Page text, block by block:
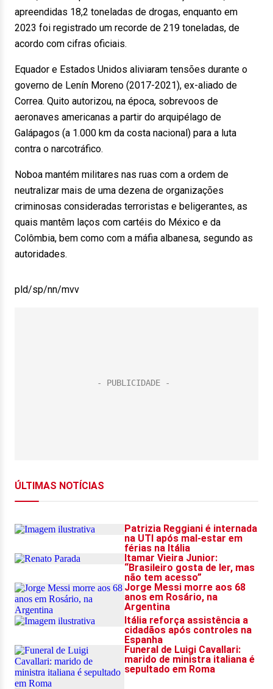
apreendidas 18,2 toneladas de drogas, enquanto em
2023 foi registrado um recorde de 219 toneladas, de
acordo com cifras oficiais.
Equador e Estados Unidos aliviaram tensões durante o
governo de Lenín Moreno (2017-2021), ex-aliado de
Correa. Quito autorizou, na época, sobrevoos de
aeronaves americanas a partir do arquipélago de
Galápagos (a 1.000 km da costa nacional) para a luta
contra o narcotráfico.
Noboa mantém militares nas ruas com a ordem de
neutralizar mais de uma dezena de organizações
criminosas consideradas terroristas e beligerantes, as
quais mantêm laços com cartéis do México e da
Colômbia, bem como com a máfia albanesa, segundo as
autoridades.
pld/sp/nn/mvv